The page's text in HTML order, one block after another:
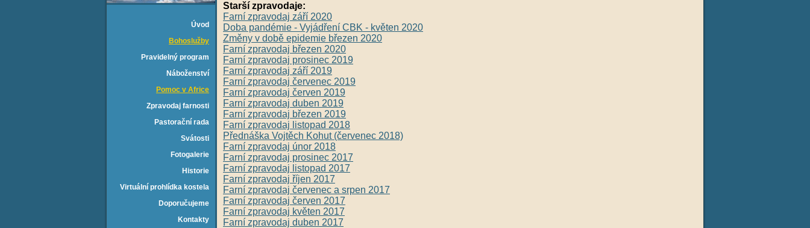
Úvod
Bohoslužby
Pravidelný program
Náboženství
Pomoc v Africe
Zpravodaj farnosti
Pastorační rada
Svátosti
Fotogalerie
Historie
Virtuální prohlídka kostela
Doporučujeme
Kontakty
Starší zpravodaje:
Farní zpravodaj září 2020
Doba pandémie - Vyjádření CBK - květen 2020
Změny v době epidemie březen 2020
Farní zpravodaj březen 2020
Farní zpravodaj prosinec 2019
Farní zpravodaj září 2019
Farní zpravodaj červenec 2019
Farní zpravodaj červen 2019
Farní zpravodaj duben 2019
Farní zpravodaj březen 2019
Farní zpravodaj listopad 2018
Přednáška Vojtěch Kohut (červenec 2018)
Farní zpravodaj únor 2018
Farní zpravodaj prosinec 2017
Farní zpravodaj listopad 2017
Farní zpravodaj říjen 2017
Farní zpravodaj červenec a srpen 2017
Farní zpravodaj červen 2017
Farní zpravodaj květen 2017
Farní zpravodaj duben 2017